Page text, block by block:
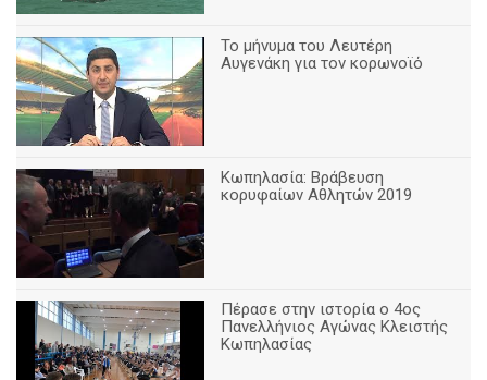
Το μήνυμα του Λευτέρη
Αυγενάκη για τον κορωνοϊό
Κωπηλασία: Βράβευση
κορυφαίων Αθλητών 2019
Πέρασε στην ιστορία ο 4ος
Πανελλήνιος Αγώνας Κλειστής
Κωπηλασίας